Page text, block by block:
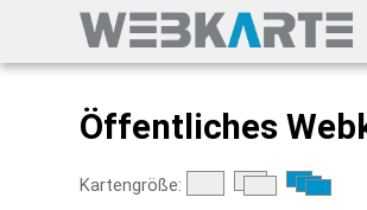
Öffentliches
Kartengröße: